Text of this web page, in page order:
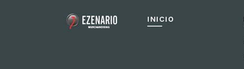
INICIO